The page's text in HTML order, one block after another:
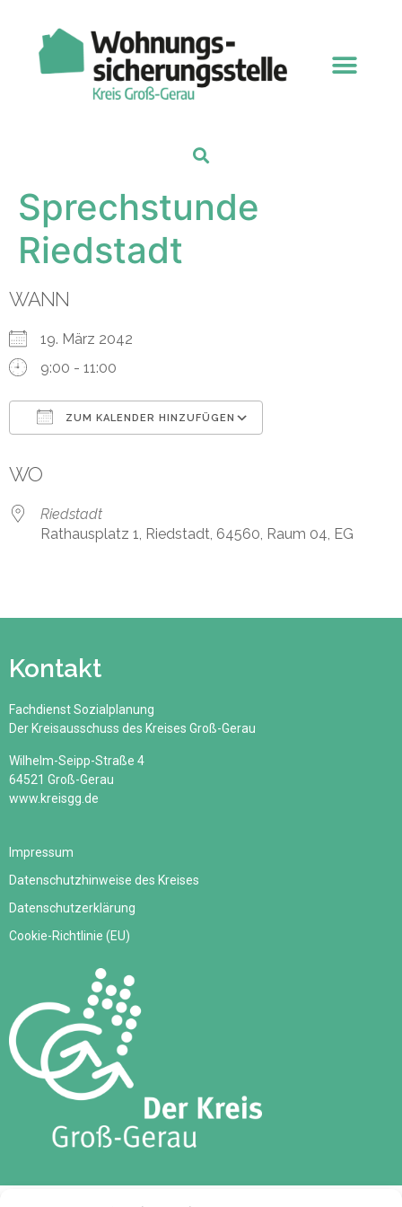
Sprechstunde
Riedstadt
WANN
19. März 2042
9:00 - 11:00
ZUM KALENDER HINZUFÜGEN
WO
Riedstadt
Rathausplatz 1, Riedstadt, 64560, Raum 04, EG
Kontakt
Fachdienst Sozialplanung
Der Kreisausschuss des Kreises Groß-Gerau
Wilhelm-Seipp-Straße 4
64521 Groß-Gerau
www.kreisgg.de
Impressum
Datenschutzhinweise des Kreises
Datenschutzerklärung
Cookie-Richtlinie (EU)